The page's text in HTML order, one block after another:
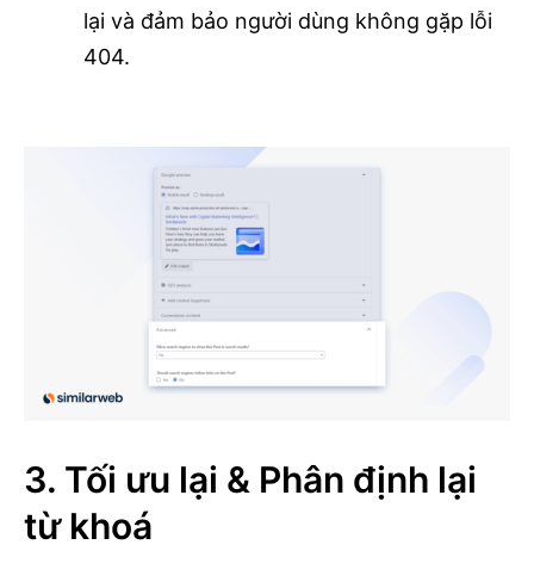
lại và đảm bảo người dùng không gặp lỗi
404.
3. Tối ưu lại & Phân định lại
từ khoá